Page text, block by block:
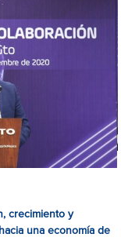
crecimiento y
una economía de